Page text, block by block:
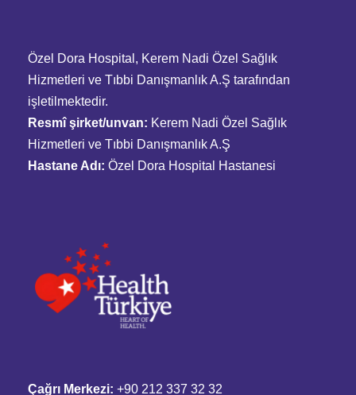
Özel Dora Hospital, Kerem Nadi Özel Sağlık
Hizmetleri ve Tıbbi Danışmanlık A.Ş tarafından
işletilmektedir.
Resmî şirket/unvan: Kerem Nadi Özel Sağlık
Hizmetleri ve Tıbbi Danışmanlık A.Ş
Hastane Adı: Özel Dora Hospital Hastanesi
Çağrı Merkezi: +90 212 337 32 32